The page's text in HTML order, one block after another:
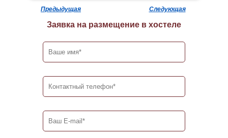
Предыдущая Следующая
Заявка на размещение в хостеле